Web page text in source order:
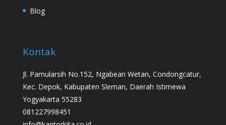
Blog
Kontak
Jl. Pamularsih No.152, Ngabean Wetan, Condongcatur,
Kec. Depok, Kabupaten Sleman, Daerah Istimewa
Yogyakarta 55283
081227998451